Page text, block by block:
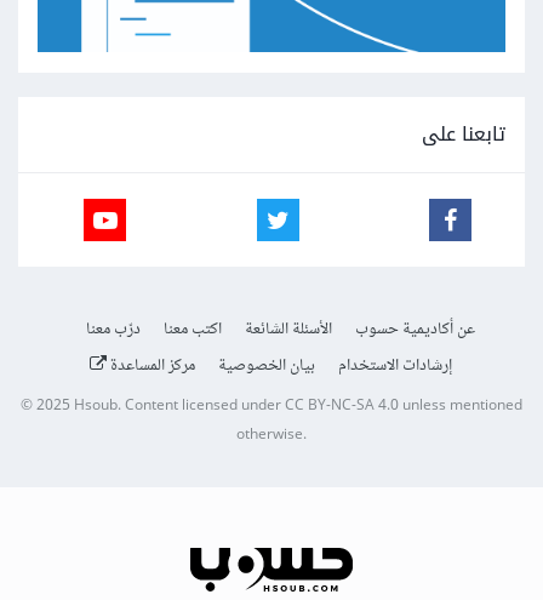
تابعنا على
عن أكاديمية حسوب الأسئلة الشائعة اكتب معنا
درّب معنا
إرشادات الاستخدام
بيان الخصوصية مركز المساعدة
© 2025Hsoub.Content licensed underCC BY-NC-SA 4.0unless mentioned
otherwise.